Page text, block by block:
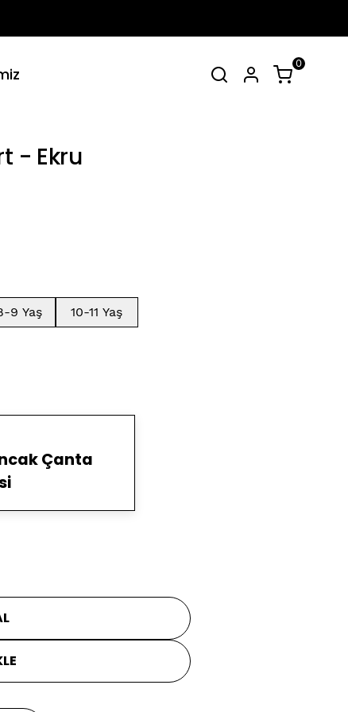
Takımlar Tüm Yaz Koleksiyonu
0
- Ekru
9 Yaş
10-11 Yaş
Çanta